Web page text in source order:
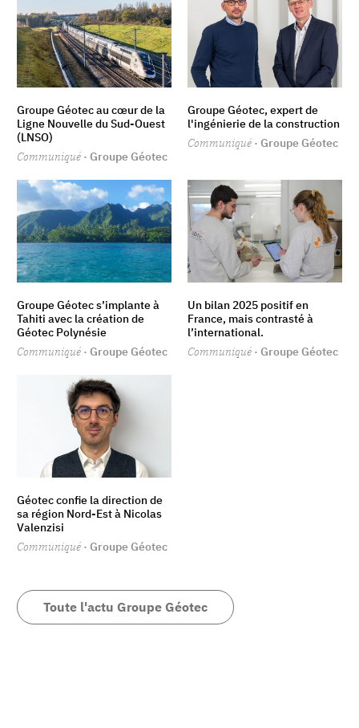
Groupe Géotec au cœur de la
Ligne Nouvelle du Sud-Ouest
(LNSO)
Communiqué · Groupe Géotec
Groupe Géotec, expert de
l'ingénierie de la construction
Communiqué · Groupe Géotec
Groupe Géotec s’implante à
Tahiti avec la création de
Géotec Polynésie
Communiqué · Groupe Géotec
Un bilan 2025 positif en
France, mais contrasté à
l’international.
Communiqué · Groupe Géotec
Géotec confie la direction de
sa région Nord-Est à Nicolas
Valenzisi
Communiqué · Groupe Géotec
Toute l'actu Groupe Géotec